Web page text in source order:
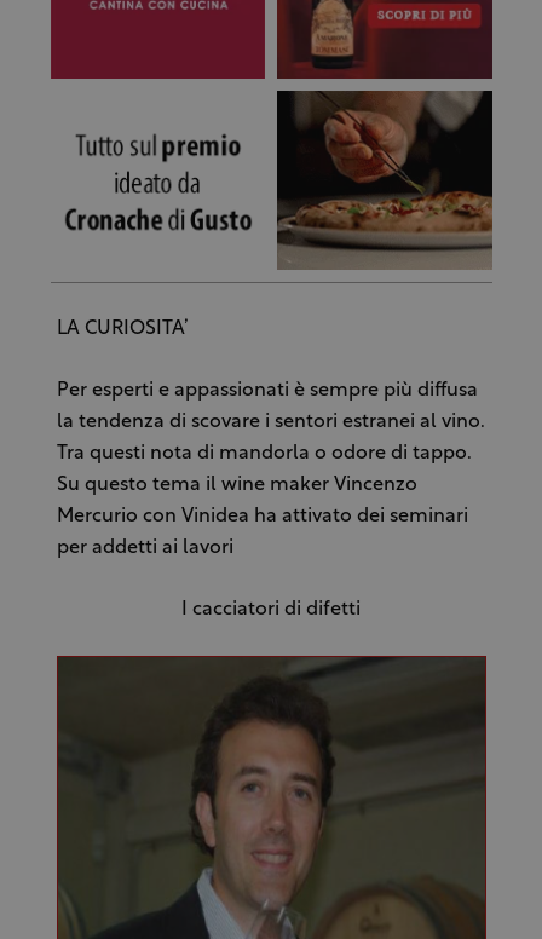
LA CURIOSITA’
Per esperti e appassionati è sempre più diffusa
la tendenza di scovare i sentori estranei al vino.
Tra questi nota di mandorla o odore di tappo.
Su questo tema il wine maker Vincenzo
Mercurio con Vinidea ha attivato dei seminari
per addetti ai lavori
I cacciatori di difetti